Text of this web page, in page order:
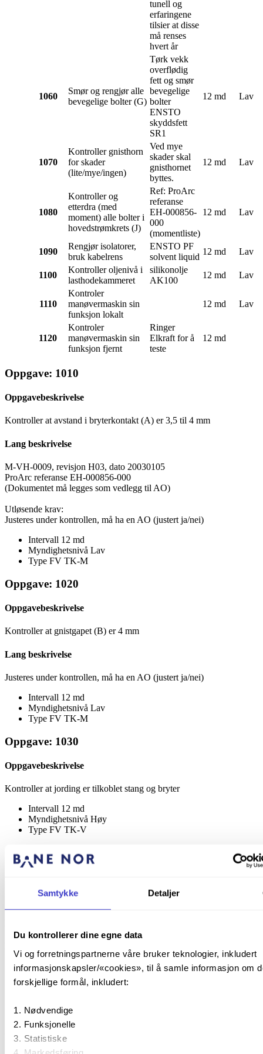
Samtykke Detaljer
Du kontrollerer dine egne data
Vi og forretningspartnerne våre bruker teknologier, inkludert
informasjonskapsler/«cookies», til å samle informasjon om
forskjellige formål, inkludert:
Nødvendige
Funksjonelle
Statistiske
tunell og
erfaringene
tilsier at disse
må renses
hvert år
1060
Smør og rengjør alle
bevegelige bolter (G)
Tørk vekk
overflødig
fett og smør
bevegelige
bolter
ENSTO
skyddsfett
SR1
12 md Lav
1070
Kontroller gnisthorn
for skader
(lite/mye/ingen)
Ved mye
skader skal
gnisthornet
byttes.
12 md Lav
1080
Kontroller og
etterdra (med
moment) alle bolter i
hovedstrømkrets (J)
Ref: ProArc
referanse
EH-000856-
000
(momentliste)
12 md Lav
1090
Rengjør isolatorer,
bruk kabelrens
ENSTO PF
solvent liquid
12 md Lav
1100
Kontroller oljenivå i
lasthodekammeret
silikonolje
AK100
12 md Lav
1110
Kontroler
manøvermaskin sin
funksjon lokalt
12 md Lav
1120
Kontroler
manøvermaskin sin
funksjon fjernt
Ringer
Elkraft for å
teste
12 md
Oppgave: 1010
Oppgavebeskrivelse
Kontroller at avstand i bryterkontakt (A) er 3,5 til 4 mm
Lang beskrivelse
M-VH-0009, revisjon H03, dato 20030105
ProArc referanse EH-000856-000
(Dokumentet må legges som vedlegg til AO)
Utløsende krav:
Justeres under kontrollen, må ha en AO (justert ja/nei)
Intervall 12 md
Myndighetsnivå Lav
Type FV TK-M
Oppgave: 1020
Oppgavebeskrivelse
Kontroller at gnistgapet (B) er 4 mm
Lang beskrivelse
Justeres under kontrollen, må ha en AO (justert ja/nei)
Intervall 12 md
Myndighetsnivå Lav
Type FV TK-M
Oppgave: 1030
Oppgavebeskrivelse
Kontroller at jording er tilkoblet stang og bryter
Intervall 12 md
Myndighetsnivå Høy
Type FV TK-V
Oppgave: 1040
Vask og smør lasthodet (D - F) med kontaktfett
Intervall12 md
Myndighetsnivå
Lav
Type FVTK-VE
Oppgave: 1050
Oppgavebeskrivelse